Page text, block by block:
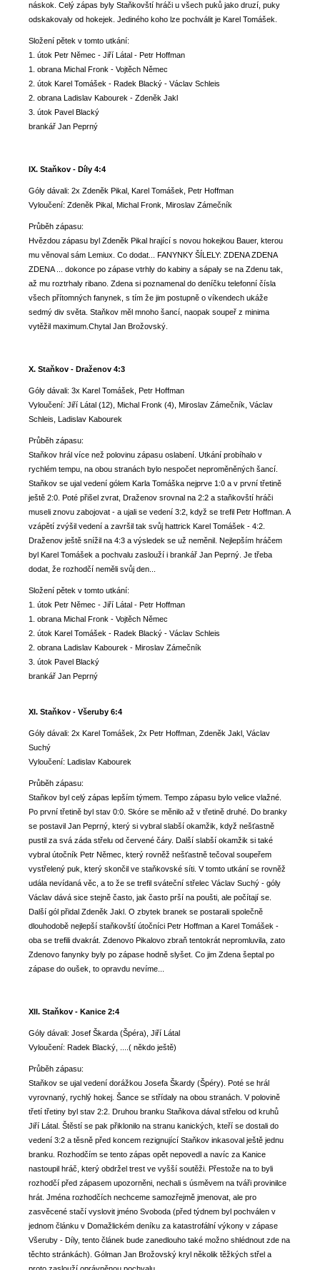
náskok. Celý zápas byly Staňkovští hráči u všech puků jako druzí, puky
odskakovaly od hokejek. Jediného koho lze pochválit je Karel Tomášek.
Složení pětek v tomto utkání:
1. útok Petr Němec - Jiří Látal - Petr Hoffman
1. obrana Michal Fronk - Vojtěch Němec
2. útok Karel Tomášek - Radek Blacký - Václav Schleis
2. obrana Ladislav Kabourek - Zdeněk Jakl
3. útok Pavel Blacký
brankář Jan Peprný
IX. Staňkov - Díly 4:4
Góly dávali: 2x Zdeněk Pikal, Karel Tomášek, Petr Hoffman
Vyloučení: Zdeněk Pikal, Michal Fronk, Miroslav Zámečník
Průběh zápasu:
Hvězdou zápasu byl Zdeněk Pikal hrající s novou hokejkou Bauer, kterou
mu věnoval sám Lemiux. Co dodat... FANYNKY ŠÍLELY: ZDENA ZDENA
ZDENA ... dokonce po zápase vtrhly do kabiny a sápaly se na Zdenu tak,
až mu roztrhaly ribano. Zdena si poznamenal do deníčku telefonní čísla
všech přítomných fanynek, s tím že jim postupně o víkendech ukáže
sedmý div světa. Staňkov měl mnoho šancí, naopak soupeř z minima
vytěžil maximum.Chytal Jan Brožovský.
X. Staňkov - Draženov 4:3
Góly dávali: 3x Karel Tomášek, Petr Hoffman
Vyloučení: Jiří Látal (12), Michal Fronk (4), Miroslav Zámečník, Václav
Schleis, Ladislav Kabourek
Průběh zápasu:
Staňkov hrál více než polovinu zápasu oslabení. Utkání probíhalo v
rychlém tempu, na obou stranách bylo nespočet neproměněných šancí.
Staňkov se ujal vedení gólem Karla Tomáška nejprve 1:0 a v první třetině
ještě 2:0. Poté přišel zvrat, Draženov srovnal na 2:2 a staňkovští hráči
museli znovu zabojovat - a ujali se vedení 3:2, když se trefil Petr Hoffman. A
vzápětí zvýšil vedení a završil tak svůj hattrick Karel Tomášek - 4:2.
Draženov ještě snížil na 4:3 a výsledek se už neměnil. Nejlepším hráčem
byl Karel Tomášek a pochvalu zaslouží i brankář Jan Peprný. Je třeba
dodat, že rozhodčí neměli svůj den...
Složení pětek v tomto utkání:
1. útok Petr Němec - Jiří Látal - Petr Hoffman
1. obrana Michal Fronk - Vojtěch Němec
2. útok Karel Tomášek - Radek Blacký - Václav Schleis
2. obrana Ladislav Kabourek - Miroslav Zámečník
3. útok Pavel Blacký
brankář Jan Peprný
XI. Staňkov - Všeruby 6:4
Góly dávali: 2x Karel Tomášek, 2x Petr Hoffman, Zdeněk Jakl, Václav
Suchý
Vyloučení: Ladislav Kabourek
Průběh zápasu:
Staňkov byl celý zápas lepším týmem. Tempo zápasu bylo velice vlažné.
Po první třetině byl stav 0:0. Skóre se měnilo až v třetině druhé. Do branky
se postavil Jan Peprný, který si vybral slabší okamžik, když nešťastně
pustil za svá záda střelu od červené čáry. Další slabší okamžik si také
vybral útočník Petr Němec, který rovněž nešťastně tečoval soupeřem
vystřelený puk, který skončil ve staňkovské síti. V tomto utkání se rovněž
udála nevídaná věc, a to že se trefil sváteční střelec Václav Suchý - góly
Václav dává sice stejně často, jak často prší na poušti, ale počítají se.
Další gól přidal Zdeněk Jakl. O zbytek branek se postarali společně
dlouhodobě nejlepší staňkovští útočníci Petr Hoffman a Karel Tomášek -
oba se trefili dvakrát. Zdenovo Pikalovo zbraň tentokrát nepromluvila, zato
Zdenovo fanynky byly po zápase hodně slyšet. Co jim Zdena šeptal po
zápase do oušek, to opravdu nevíme...
XII. Staňkov - Kanice 2:4
Góly dávali: Josef Škarda (Špéra), Jiří Látal
Vyloučení: Radek Blacký, ....( někdo ještě)
Průběh zápasu:
Staňkov se ujal vedení dorážkou Josefa Škardy (Špéry). Poté se hrál
vyrovnaný, rychlý hokej. Šance se střídaly na obou stranách. V polovině
třetí třetiny byl stav 2:2. Druhou branku Staňkova dával střelou od kruhů
Jiří Látal. Štěstí se pak přiklonilo na stranu kanických, kteří se dostali do
vedení 3:2 a těsně před koncem rezignující Staňkov inkasoval ještě jednu
branku. Rozhodčím se tento zápas opět nepovedl a navíc za Kanice
nastoupil hráč, který obdržel trest ve vyšší soutěži. Přestože na to byli
rozhodčí před zápasem upozorněni, nechali s úsměvem na tváři provinilce
hrát. Jména rozhodčích nechceme samozřejmě jmenovat, ale pro
zasvěcené stačí vyslovit jméno Svoboda (před týdnem byl pochválen v
jednom článku v Domažlickém deníku za katastrofální výkony v zápase
Všeruby - Díly, tento článek bude zanedlouho také možno shlédnout zde na
těchto stránkách). Gólman Jan Brožovský kryl několik těžkých střel a